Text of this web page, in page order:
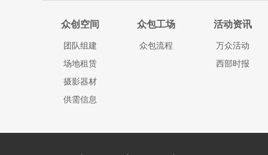
众创空间
团队组建
场地租赁
摄影器材
供需信息
众包工场
众包流程
活动资讯
万众活动
西部时报